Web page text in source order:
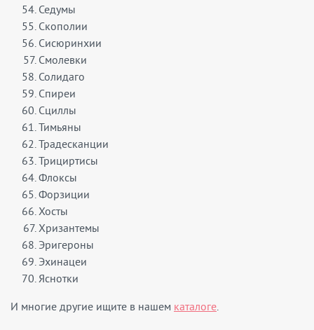
Седумы
Скополии
Сисюринхии
Смолевки
Солидаго
Спиреи
Сциллы
Тимьяны
Традесканции
Трициртисы
Флоксы
Форзиции
Хосты
Хризантемы
Эригероны
Эхинацеи
Яснотки
И многие другие ищите в нашем каталоге.